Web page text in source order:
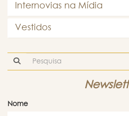
Internovias na Mídia
Vestidos
Nome